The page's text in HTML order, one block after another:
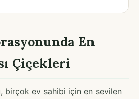
En
Çiçekleri
birçok ev sahibi için en sevilen